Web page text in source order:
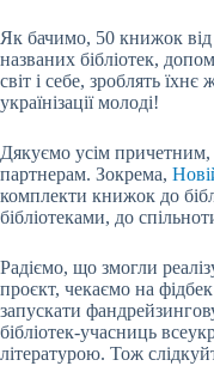
Як бачимо, 50 книжок
названих бібліотек,
світ і себе, зроблять
українізації молоді!
Дякуємо усім
партнерам. Зокрема,
комплекти книжок до
бібліотеками, до
Радіємо, що змогли
проєкт, чекаємо на
запускати
бібліотек-учасниць
літературою. Тож